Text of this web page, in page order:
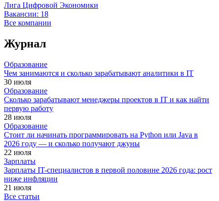
Лига Цифровой Экономики
Вакансии: 18
Все компании
Журнал
Образование
Чем занимаются и сколько зарабатывают аналитики в IT
30 июля
Образование
Сколько зарабатывают менеджеры проектов в IT и как найти
первую работу
28 июля
Образование
Стоит ли начинать программировать на Python или Java в
2026 году — и сколько получают джуны
22 июля
Зарплаты
Зарплаты IT-специалистов в первой половине 2026 года: рост
ниже инфляции
21 июля
Все статьи